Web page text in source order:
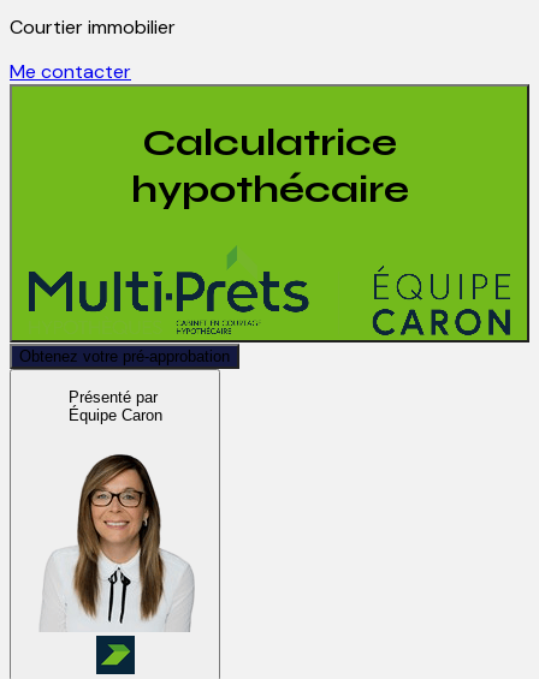
Courtier immobilier
Me contacter
Calculatrice
hypothécaire
Obtenez votre pré-approbation
Présenté par
Équipe Caron